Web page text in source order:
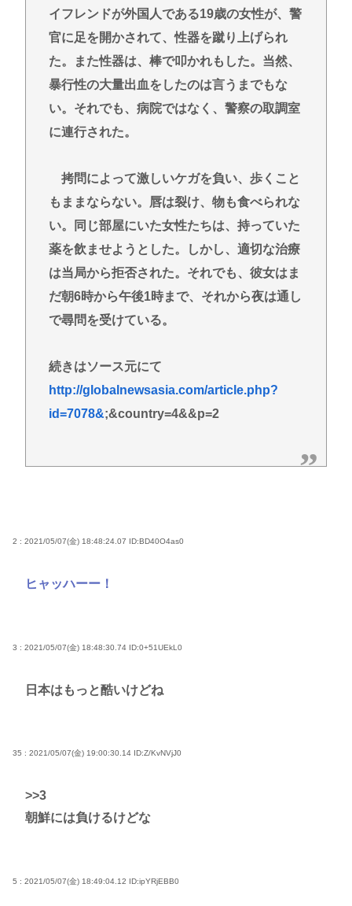
イフレンドが外国人である19歳の女性が、警
官に足を開かされて、性器を蹴り上げられ
た。また性器は、棒で叩かれもした。当然、
暴行性の大量出血をしたのは言うまでもな
い。それでも、病院ではなく、警察の取調室
に連行された。
拷問によって激しいケガを負い、歩くこと
もままならない。唇は裂け、物も食べられな
い。同じ部屋にいた女性たちは、持っていた
薬を飲ませようとした。しかし、適切な治療
は当局から拒否された。それでも、彼女はま
だ朝6時から午後1時まで、それから夜は通し
で尋問を受けている。
続きはソース元にて
http://globalnewsasia.com/article.php?
id=7078&;&country=4&&p=2
2 : 2021/05/07(金) 18:48:24.07 ID:BD40O4as0
ヒャッハーー！
3 : 2021/05/07(金) 18:48:30.74 ID:0+51UEkL0
日本はもっと酷いけどね
35 : 2021/05/07(金) 19:00:30.14 ID:Z/KvNVjJ0
>>3
朝鮮には負けるけどな
5 : 2021/05/07(金) 18:49:04.12 ID:ipYRjEBB0